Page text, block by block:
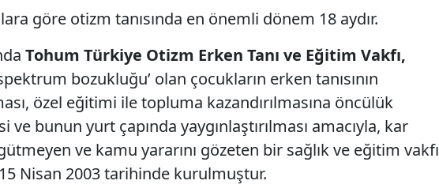
Kütahya
Malatya
Manisa
Mardin
göre otizm tanısında en önemli dönem 18 aydır.
Tohum Türkiye Otizm Erken Tanı ve Eğitim Vakfı,
bozukluğu’ olan çocukların erken tanısının
özel eğitimi ile topluma kazandırılmasına öncülük
ve bunun yurt çapında yaygınlaştırılması amacıyla, kar
ve kamu yararını gözeten bir sağlık ve eğitim vakfı
Nisan 2003 tarihinde kurulmuştur.